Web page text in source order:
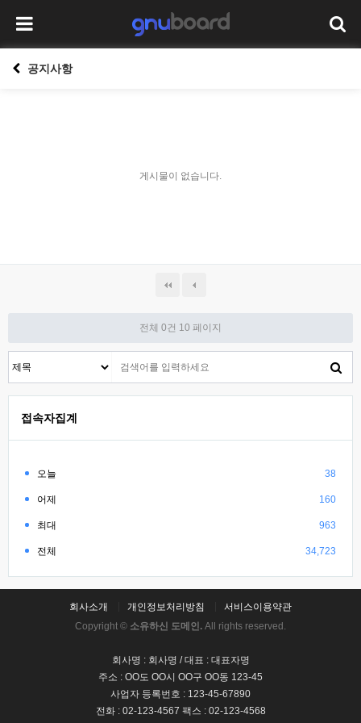
공지사항
게시물이 없습니다.
전체 0건 10 페이지
접속자집계
오늘 38
어제 160
최대 963
전체 34,723
회사소개 개인정보처리방침
서비스이용약관
Copyright © 소유하신 도메인. All rights reserved.
회사명 : 회사명 / 대표 : 대표자명
주소 : OO도 OO시 OO구 OO동 123-45
사업자 등록번호 : 123-45-67890
전화 : 02-123-4567 팩스 : 02-123-4568